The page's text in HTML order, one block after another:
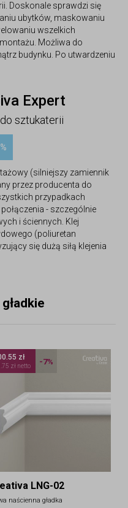
Doskonale sprawdzi się
ubytków, maskowaniu
wszelkich
Możliwa do
budynku. Po utwardzeniu
Expert
sztukaterii
(silniejszy zamiennik
przez producenta do
przypadkach
- szczególnie
i ściennych. Klej
(poliuretan
się dużą siłą klejenia
LNG-02
naścienna gładka
zł
zł netto -7%